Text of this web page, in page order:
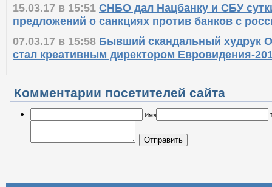
15.03.17 в 15:51 СНБО дал Нацбанку и СБУ
предложений о санкциях против банков с
07.03.17 в 15:58 Бывший скандальный худрук
стал креативным директором Евровидения-
Комментарии посетителей сайта
Имя
Отправить